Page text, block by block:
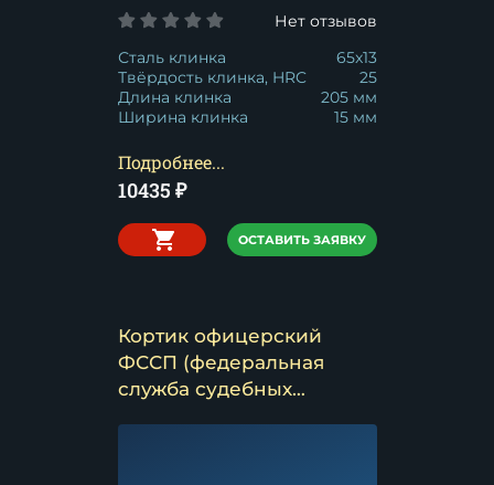
Нет отзывов
Сталь клинка
65x13
Твёрдость клинка, HRC
25
Длина клинка
205 мм
Ширина клинка
15 мм
Подробнее...
10435 ₽
ОСТАВИТЬ ЗАЯВКУ
Кортик офицерский
ФССП (федеральная
служба судебных